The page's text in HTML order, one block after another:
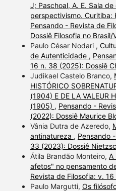
J; Paschoal, A. E. Sala
perspectivismo. Curitiba:
Pensando - Revista de
Dossiê Filosofia no Brasil/
Paulo César Nodari ,
de Autenticidade ,
16 n. 38 (2025): Dossiê
Judikael Castelo Branco,
HISTÓRICO
(1904) E DE LA VALEUR
(1905) , Pensando -
(2022): Dossiê Maurice
Vânia Dutra de Azeredo,
antinatureza , Pensando
33 (2023): Dossiê
Átila Brandão Monteiro, A
afetos" no pensamento
Revista de Filosofia: v.
Paulo Margutti, Os